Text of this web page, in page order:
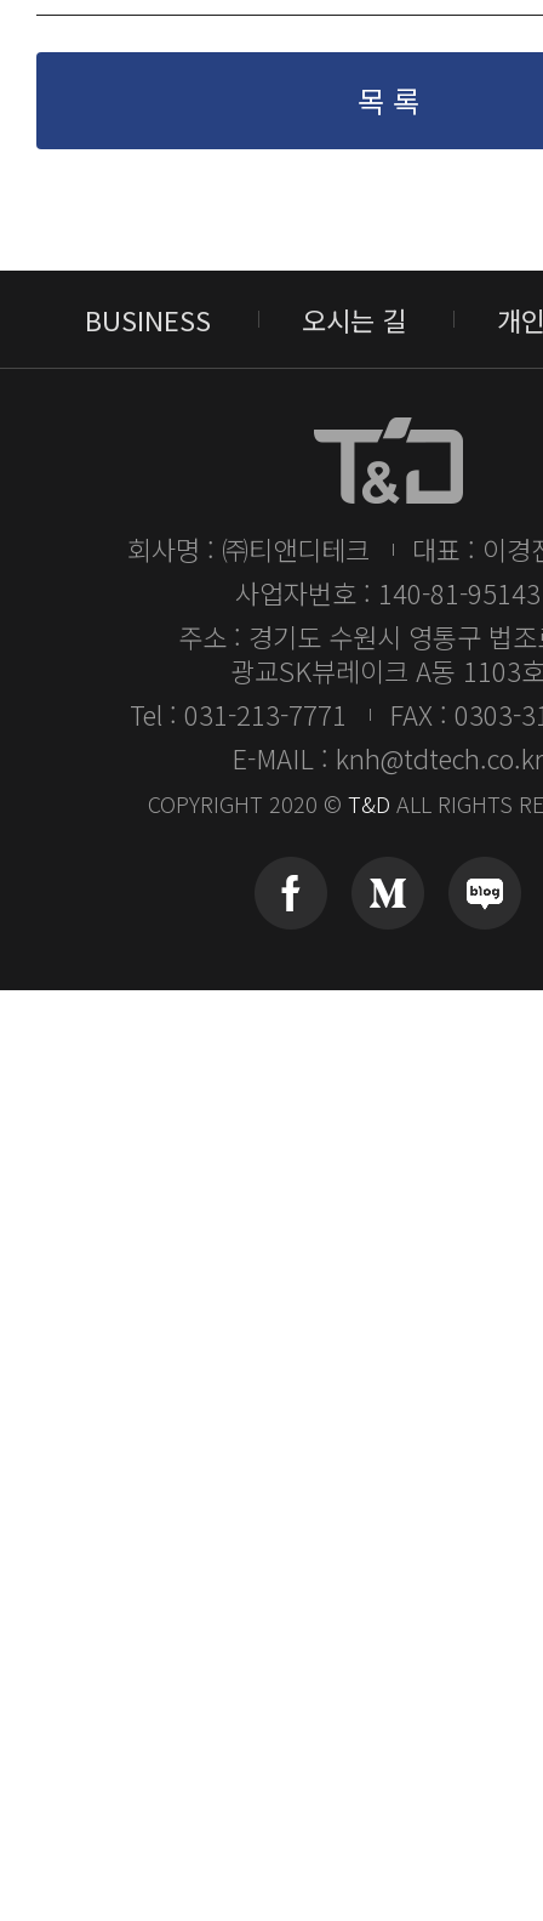
목 록
BUSINESS 오시는 길 개
회사명 : ㈜티앤디테크
대표 : 이경
사업자번호 : 140-81-95143
주소 : 경기도 수원시 영통구 법
광교SK뷰레이크 A동 1103
Tel : 031-213-7771
FAX : 0303-
E-MAIL : knh@tdtech.co.kr
COPYRIGHT 2020 © T&D ALL RIGHTS